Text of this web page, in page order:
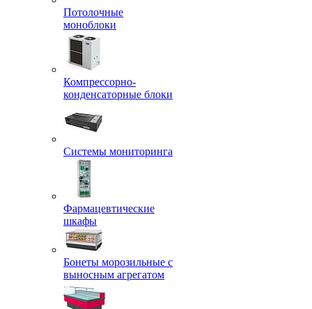
Потолочные
моноблоки
Компрессорно-
конденсаторные блоки
Системы мониторинга
Фармацевтические
шкафы
Бонеты морозильные с
выносным агрегатом